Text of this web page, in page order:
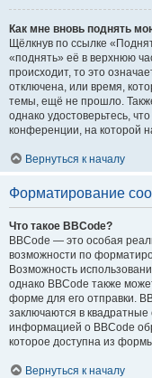
Как мне вновь поднять
Щёлкнув по ссылке
«поднять» её в верхнюю
происходит, то это
отключена, или время,
темы, ещё не прошло.
однако удостоверьтесь,
конференции, на которой
Вернуться к началу
Форматирование
Что такое BBCode?
BBCode — это особая
возможности по
Возможность
однако BBCode также
форме для его отправки.
заключаются в квадратные
информацией о BBCode
которое доступна из
Вернуться к началу